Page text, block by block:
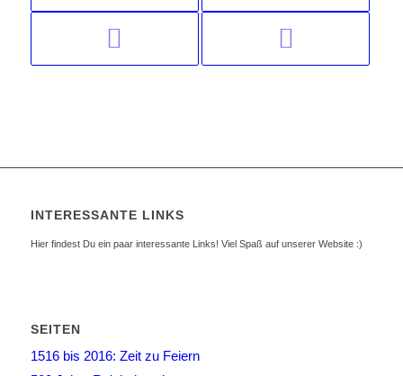
INTERESSANTE LINKS
Hier findest Du ein paar interessante Links! Viel Spaß auf unserer Website :)
SEITEN
1516 bis 2016: Zeit zu Feiern